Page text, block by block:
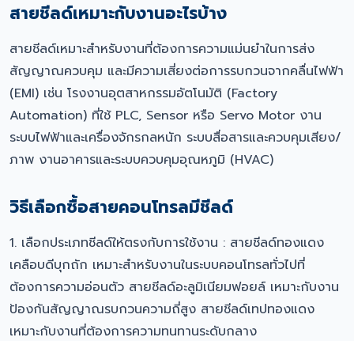
สายชีลด์เหมาะกับงานอะไรบ้าง
สายชีลด์เหมาะสำหรับงานที่ต้องการความแม่นยำในการส่ง
สัญญาณควบคุม และมีความเสี่ยงต่อการรบกวนจากคลื่นไฟฟ้า
(EMI) เช่น โรงงานอุตสาหกรรมอัตโนมัติ (Factory
Automation) ที่ใช้ PLC, Sensor หรือ Servo Motor งาน
ระบบไฟฟ้าและเครื่องจักรกลหนัก ระบบสื่อสารและควบคุมเสียง/
ภาพ งานอาคารและระบบควบคุมอุณหภูมิ (HVAC)
วิธีเลือกซื้อสายคอนโทรลมีชีลด์
1. เลือกประเภทชีลด์ให้ตรงกับการใช้งาน : สายชีลด์ทองแดง
เคลือบดีบุกถัก เหมาะสำหรับงานในระบบคอนโทรลทั่วไปที่
ต้องการความอ่อนตัว สายชีลด์อะลูมิเนียมฟอยล์ เหมาะกับงาน
ป้องกันสัญญาณรบกวนความถี่สูง สายชีลด์เทปทองแดง
เหมาะกับงานที่ต้องการความทนทานระดับกลาง